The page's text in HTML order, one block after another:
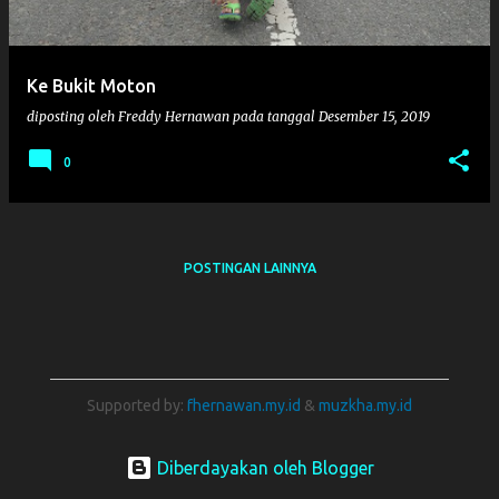
n
Ke Bukit Moton
diposting oleh Freddy Hernawan pada tanggal Desember 15, 2019
0
POSTINGAN LAINNYA
Supported by: fhernawan.my.id & muzkha.my.id
Diberdayakan oleh Blogger